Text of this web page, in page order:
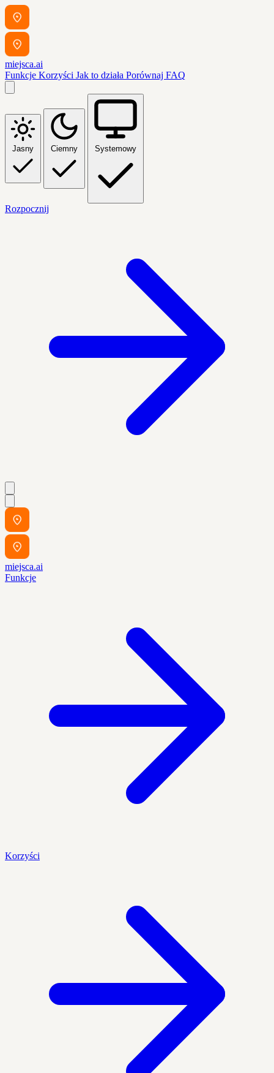
miejsca.ai
Funkcje Korzyści Jak to działa Porównaj FAQ
Jasny Ciemny Systemowy
Rozpocznij
miejsca.ai
Funkcje
Korzyści